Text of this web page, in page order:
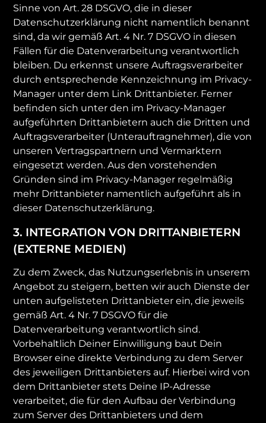
Sinne von Art. 28 DSGVO, die in dieser
Datenschutzerklärung nicht namentlich benannt
sind, da wir gemäß Art. 4 Nr. 7 DSGVO in diesen
Fällen für die Datenverarbeitung verantwortlich
bleiben. Du erkennst unsere Auftragsverarbeiter
durch entsprechende Kennzeichnung im Privacy-
Manager unter dem Link Drittanbieter. Ferner
befinden sich unter den im Privacy-Manager
aufgeführten Drittanbietern auch die Dritten und
Auftragsverarbeiter (Unterauftragnehmer), die von
unseren Vertragspartnern und Vermarktern
eingesetzt werden. Aus den vorstehenden
Gründen sind im Privacy-Manager regelmäßig
mehr Drittanbieter namentlich aufgeführt als in
dieser Datenschutzerklärung.
3. INTEGRATION VON DRITTANBIETERN
(EXTERNE MEDIEN)
Zu dem Zweck, das Nutzungserlebnis in unserem
Angebot zu steigern, betten wir auch Dienste der
unten aufgelisteten Drittanbieter ein, die jeweils
gemäß Art. 4 Nr. 7 DSGVO für die
Datenverarbeitung verantwortlich sind.
Vorbehaltlich Deiner Einwilligung baut Dein
Browser eine direkte Verbindung zu dem Server
des jeweiligen Drittanbieters auf. Hierbei wird von
dem Drittanbieter stets Deine IP-Adresse
verarbeitet, die für den Aufbau der Verbindung
zum Server des Drittanbieters und dem